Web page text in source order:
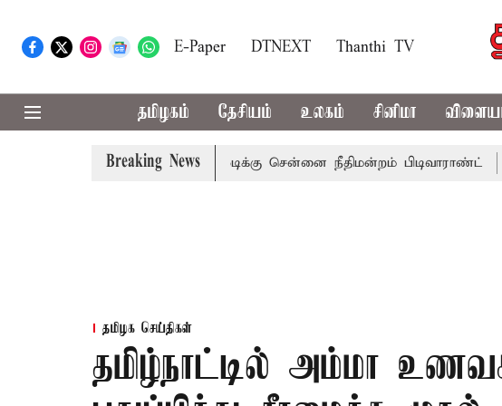
E-Paper DTNEXT Thanthi TV
தமிழகம் தேசியம் உலகம் சினிமா
Breaking News
அமைச்சர் பொன்முடிக்கு சென்னை நீதிமன்றம் பிடிவாராண்ட்
தமிழக செய்திகள்
தமிழ்நாட்டில் அம்மா